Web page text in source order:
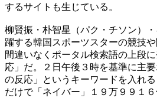
するサイトも生じている。
柳賢振・朴智星（パク・チソン）
躍する韓国スポーツスターの競技
間違いなくポータル検索語の上段
応」だ。２日午後３時を基準に主
の反応」というキーワードを入れ
だけで「ネイバー」１９万９９１